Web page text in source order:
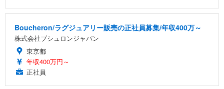
Boucheron/ラグジュアリー販売の正社員募集/年収400万～
株式会社ブシュロンジャパン
東京都
年収400万円～
正社員